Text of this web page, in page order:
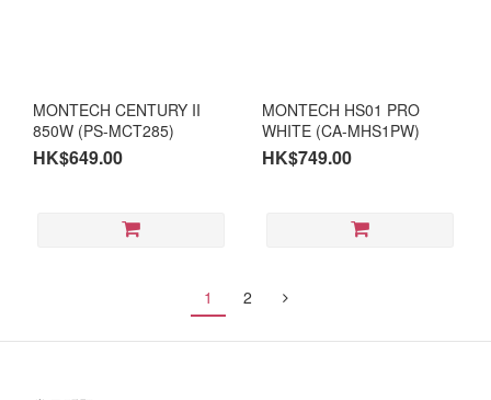
MONTECH CENTURY II
850W (PS-MCT285)
HK$649.00
MONTECH HS01 PRO
WHITE (CA-MHS1PW)
HK$749.00
1 2